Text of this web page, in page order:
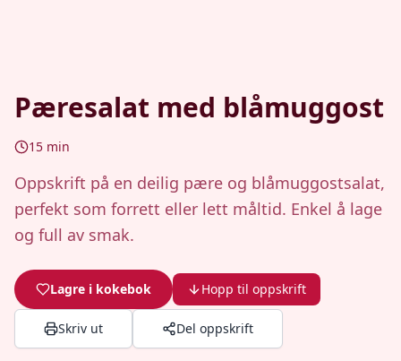
Pæresalat med blåmuggost
15 min
Oppskrift på en deilig pære og blåmuggostsalat,
perfekt som forrett eller lett måltid. Enkel å lage
og full av smak.
Lagre i kokebok Hopp til oppskrift
Skriv ut Del oppskrift